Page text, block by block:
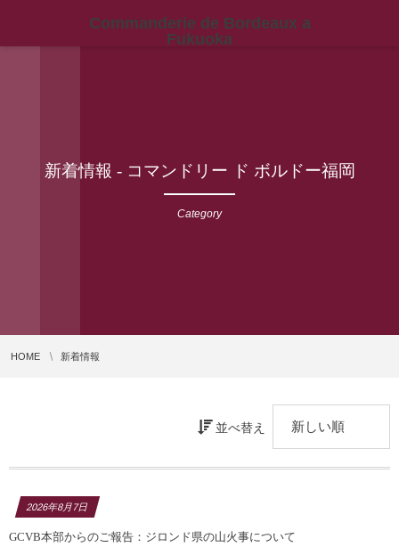
Commanderie de Bordeaux a
Fukuoka
新着情報 - コマンドリー ド ボルドー福岡
Category
HOME 新着情報
並べ替え
2026年8月7日
GCVB本部からのご報告：ジロンド県の山火事について